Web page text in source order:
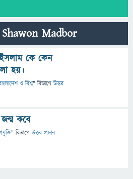
Shawon Madbor
কে কেন
হয়।
ও বিশ্ব" বিভাগে উত্তর
কবে
" বিভাগে উত্তর প্রদান